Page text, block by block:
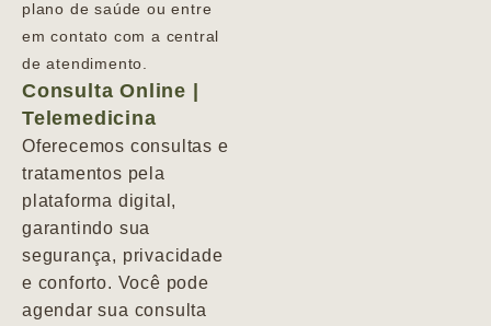
plano de saúde ou entre
em contato com a central
de atendimento.
Consulta Online |
Telemedicina
Oferecemos consultas e
tratamentos pela
plataforma digital,
garantindo sua
segurança, privacidade
e conforto. Você pode
agendar sua consulta